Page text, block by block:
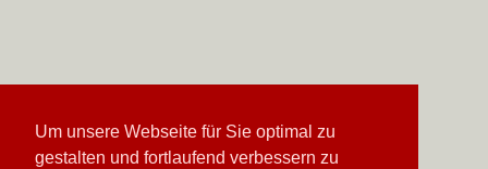
Um unsere Webseite für Sie optimal zu
gestalten und fortlaufend verbessern zu